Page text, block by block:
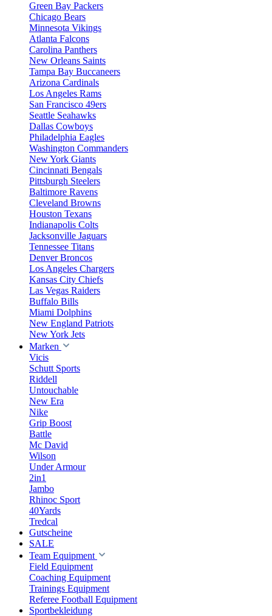
Green Bay Packers
Chicago Bears
Minnesota Vikings
Atlanta Falcons
Carolina Panthers
New Orleans Saints
Tampa Bay Buccaneers
Arizona Cardinals
Los Angeles Rams
San Francisco 49ers
Seattle Seahawks
Dallas Cowboys
Philadelphia Eagles
Washington Commanders
New York Giants
Cincinnati Bengals
Pittsburgh Steelers
Baltimore Ravens
Cleveland Browns
Houston Texans
Indianapolis Colts
Jacksonville Jaguars
Tennessee Titans
Denver Broncos
Los Angeles Chargers
Kansas City Chiefs
Las Vegas Raiders
Buffalo Bills
Miami Dolphins
New England Patriots
New York Jets
Marken
Vicis
Schutt Sports
Riddell
Untouchable
New Era
Nike
Grip Boost
Battle
Mc David
Wilson
Under Armour
2in1
Jambo
Rhinoc Sport
40Yards
Tredcal
Gutscheine
SALE
Team Equipment
Field Equipment
Coaching Equipment
Trainings Equipment
Referee Football Equipment
Sportbekleidung